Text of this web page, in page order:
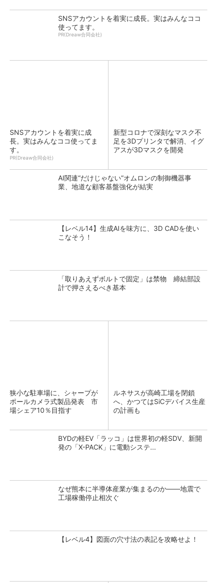
SNSアカウントを着実に成長。実はみんなココ
使ってます。
PR(Dreaw合同会社)
SNSアカウントを着実に成
長。実はみんなココ使ってま
す。
PR(Dreaw合同会社)
新型コロナで深刻なマスク不
足を3Dプリンタで解消、イグ
アスが3Dマスクを開発
AI関連“だけじゃない”オムロンの制御機器事
業、地道な顧客基盤強化が結実
【レベル14】生成AIを味方に、3D CADを使い
こなそう！
「取りあえずボルトで固定」は禁物 締結部設
計で押さえるべき基本
狭小な駐車場に、シャープが
ポールカメラ式製品発表 市
場シェア10％目指す
ルネサスが高崎工場を閉鎖
へ、かつてはSiCデバイス生産
の計画も
BYDの軽EV「ラッコ」は世界初の軽SDV、新開
発の「X-PACK」に電動システ...
なぜ熊本に半導体産業が集まるのか――地震で
工場稼働停止相次ぐ
【レベル4】図面の穴寸法の表記を攻略せよ！